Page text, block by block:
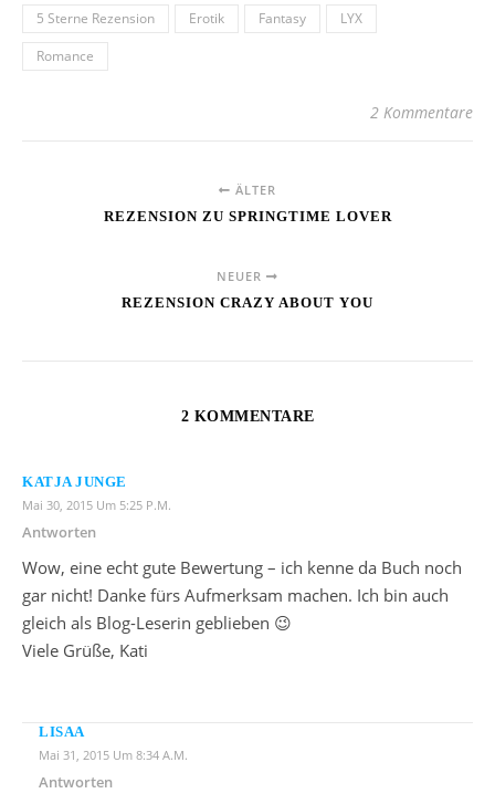
5 Sterne Rezension Erotik Fantasy
LYX
Romance
2 Kommentare
ÄLTER
REZENSION ZU SPRINGTIME LOVER
NEUER
REZENSION CRAZY ABOUT YOU
2 KOMMENTARE
KATJA JUNGE
Mai 30, 2015 Um 5:25 P.m.
Antworten
Wow, eine echt gute Bewertung – ich kenne da Buch noch
gar nicht! Danke fürs Aufmerksam machen. Ich bin auch
gleich als Blog-Leserin geblieben 😉
Viele Grüße, Kati
LISAA
Mai 31, 2015 Um 8:34 A.m.
Antworten